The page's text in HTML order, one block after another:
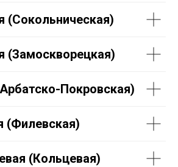
(Сокольническая)
(Замоскворецкая)
Покровская)
(Филевская)
(Кольцевая)